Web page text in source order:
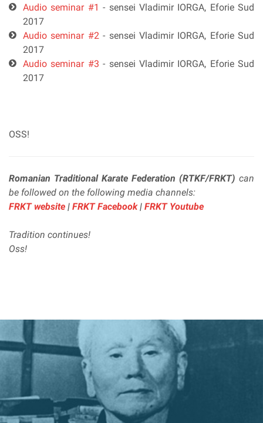
Audio seminar #1 - sensei Vladimir IORGA, Eforie Sud
2017
Audio seminar #2- sensei Vladimir IORGA, Eforie Sud
2017
Audio seminar #3 - sensei Vladimir IORGA, Eforie Sud
2017
OSS!
Romanian Traditional Karate Federation (RTKF/FRKT) can
be followed on the following media channels:
FRKT website | FRKT Facebook| FRKT Youtube
Tradition continues!
Oss!